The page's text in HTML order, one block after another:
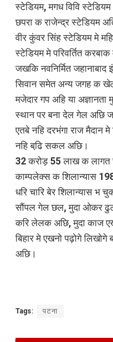
स्टेडियम, मगध विवि
छपरा क राजेन्द्र स्टेडियम
वीर कुंवर सिंह स्टेडियम मे
स्टेडियम मे परिवर्तित
जखकि नवनिर्मित
सिवान समेत अन्य जगह क खेल
मजेदार गप अहि या
स्थान पर बना देल गेल अछि
एतबे नहि दरभंगा राज मैदान
नहि बढि़ सकल अछि।
32 करोड़ 55 लाख क लागत
काम्पलेक्स क शिलान्यास
धरि चारि बेर शिलान्यास भ
सौंपल गेल छल, मुदा ओकर
करि लेलक अछि, मुदा काज
बिहार मे एखनो पढ़ोगे
अछि।
Tags: पटना